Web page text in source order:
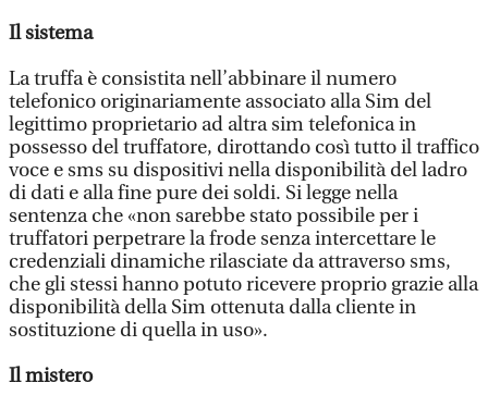
Il sistema
La truffa è consistita nell’abbinare il numero
telefonico originariamente associato alla Sim del
legittimo proprietario ad altra sim telefonica in
possesso del truffatore, dirottando così tutto il traffico
voce e sms su dispositivi nella disponibilità del ladro
di dati e alla fine pure dei soldi. Si legge nella
sentenza che «non sarebbe stato possibile per i
truffatori perpetrare la frode senza intercettare le
credenziali dinamiche rilasciate da attraverso sms,
che gli stessi hanno potuto ricevere proprio grazie alla
disponibilità della Sim ottenuta dalla cliente in
sostituzione di quella in uso».
Il mistero